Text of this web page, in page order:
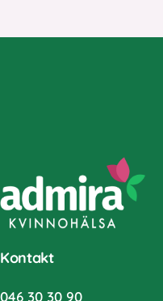
Kontakt
046 30 30 90